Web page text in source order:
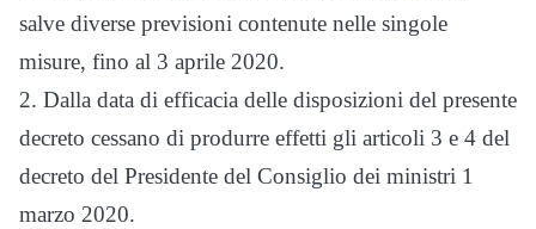
salve diverse previsioni contenute nelle singole
misure, fino al 3 aprile 2020.
2. Dalla data di efficacia delle disposizioni del presente
decreto cessano di produrre effetti gli articoli 3 e 4 del
decreto del Presidente del Consiglio dei ministri 1
marzo 2020.